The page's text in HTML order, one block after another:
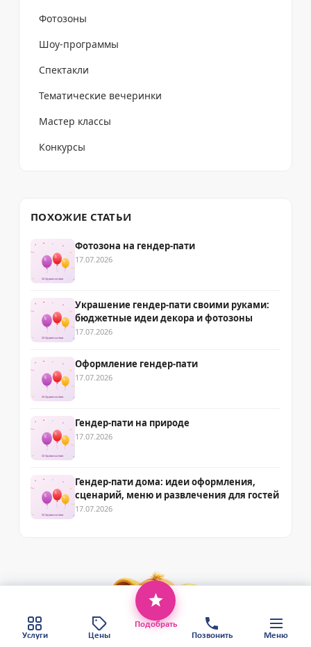
Фотозоны
Шоу-программы
Спектакли
Тематические вечеринки
Мастер классы
Конкурсы
ПОХОЖИЕ СТАТЬИ
Фотозона на гендер-пати
17.07.2026
Украшение гендер-пати своими руками:
бюджетные идеи декора и фотозоны
17.07.2026
Оформление гендер-пати
17.07.2026
Гендер-пати на природе
17.07.2026
Гендер-пати дома: идеи оформления,
сценарий, меню и развлечения для гостей
17.07.2026
Этот веб-сайт использует файлы cookie,
чтобы обеспечить вам наилучший сервис.
Политика конфиденциальности
Карта сайта
Хорошо
Услуги Цены
Подобрать
Позвонить
Меню